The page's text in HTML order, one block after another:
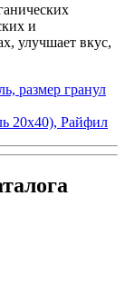
и
улучшает вкус,
размер гранул
20x40), Райфил